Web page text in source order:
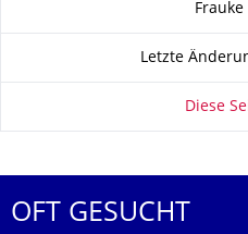
Frauke
Letzte
Diese
OFT GESUCHT